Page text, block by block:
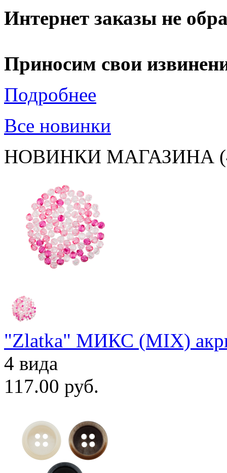
Интернет заказы не
Приносим свои
Подробнее
Все новинки
НОВИНКИ МАГАЗИНА
"Zlatka" МИКС (MIX)
4 вида
117.00 руб.